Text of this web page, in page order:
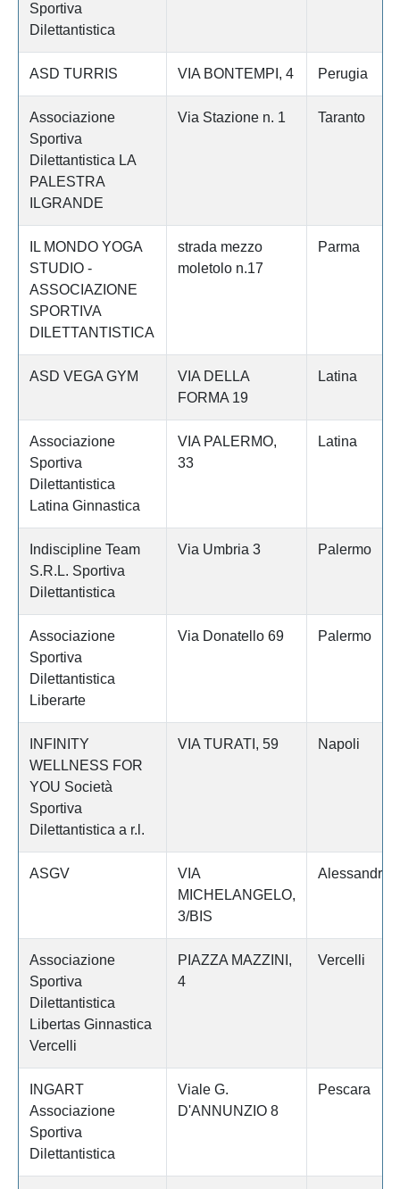
Sportiva
Dilettantistica
ASD TURRIS VIA BONTEMPI, 4 Perugia
Associazione
Sportiva
Dilettantistica LA
PALESTRA
ILGRANDE
Via Stazione n. 1 Taranto
IL MONDO YOGA
STUDIO -
ASSOCIAZIONE
SPORTIVA
DILETTANTISTICA
strada mezzo
moletolo n.17
Parma
ASD VEGA GYM
VIA DELLA
FORMA 19
Latina
Associazione
Sportiva
Dilettantistica
Latina Ginnastica
VIA PALERMO,
33
Latina
Indiscipline Team
S.R.L. Sportiva
Dilettantistica
Via Umbria 3 Palermo
Associazione
Sportiva
Dilettantistica
Liberarte
Via Donatello 69 Palermo
INFINITY
WELLNESS FOR
YOU Società
Sportiva
Dilettantistica a r.l.
VIA TURATI, 59 Napoli
ASGV
VIA
MICHELANGELO,
3/BIS
Alessandria
Associazione
Sportiva
Dilettantistica
Libertas Ginnastica
Vercelli
PIAZZA MAZZINI,
4
Vercelli
INGART
Associazione
Sportiva
Dilettantistica
Viale G.
D'ANNUNZIO 8
Pescara